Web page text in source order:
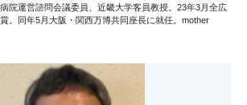
院運営諮問会議委員、近畿大学客員教授。23年3月全広
。同年5月大阪・関西万博共同座長に就任。mother